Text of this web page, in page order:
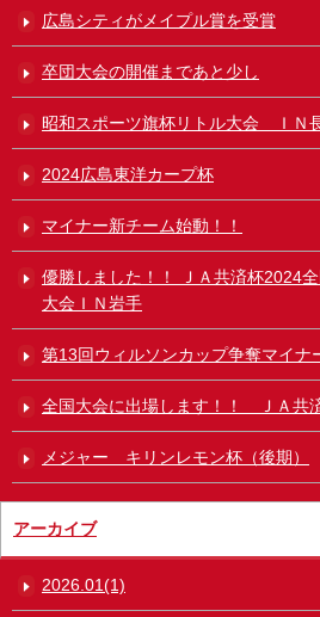
リトルリーグについて
広島シティがメイプル賞を受賞
卒団大会の開催まであと少し
昭和スポーツ旗杯リトル大会 ＩＮ
2024広島東洋カープ杯
マイナー新チーム始動！！
優勝しました！！ ＪＡ共済杯2024
大会ＩＮ岩手
第13回ウィルソンカップ争奪マイナ
全国大会に出場します！！ ＪＡ共
メジャー キリンレモン杯（後期）
アーカイブ
2026.01(1)